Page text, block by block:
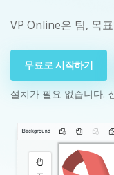
VP Online은 팀, 목
무료로 시작하기
설치가 필요 없습니다.